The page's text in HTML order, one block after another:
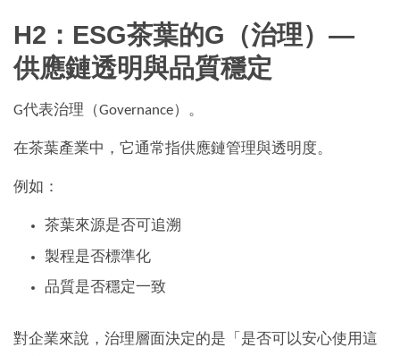
H2：ESG茶葉的G（治理）—
供應鏈透明與品質穩定
G代表治理（Governance）。
在茶葉產業中，它通常指供應鏈管理與透明度。
例如：
茶葉來源是否可追溯
製程是否標準化
品質是否穩定一致
對企業來說，治理層面決定的是「是否可以安心使用這